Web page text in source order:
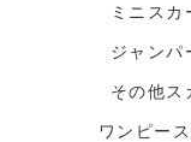
ミニスカ
ジャンパ
その他ス
ワンピース